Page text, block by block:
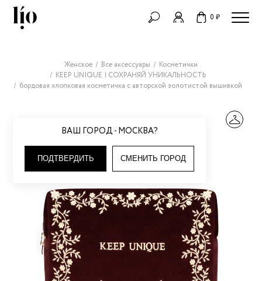
0 ₽
ВАШ ГОРОД - МОСКВА?
ПОДТВЕРДИТЬ СМЕНИТЬ ГОРОД
Женское Все аксессуары
Косметички
KEEP UNIQUE | СОХРАНЯЙ УНИКАЛЬНОСТЬ
бордовая хлопковая косметичка с авторской золотистой вышивкой